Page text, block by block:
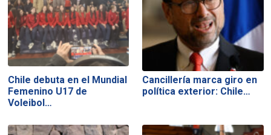
Chile debuta en el Mundial
Femenino U17 de
Voleibol…
Cancillería marca giro en
política exterior: Chile…